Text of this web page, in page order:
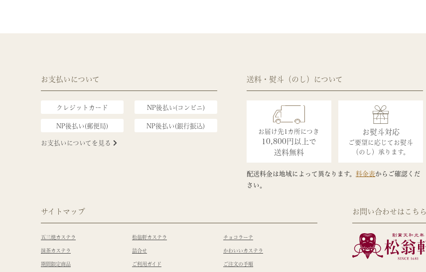
お支払いについて
クレジットカード NP後払い(コンビニ)
NP後払い(郵便局) NP後払い(銀行振込)
お支払いについてを見る
送料・熨斗（のし）について
お届け先1カ所につき
10,800円以上で
送料無料
お熨斗対応
ご要望に応じてお熨斗
（のし）承ります。
配送料金は地域によって異なります。 料金表からご確認くだ
さい。
サイトマップ
五三焼カステラ 松翁軒カステラ チョコラーテ
抹茶カステラ 詰合せ かわいいカステラ
期間限定商品 ご利用ガイド ご注文の手順
お問い合わせはこちら